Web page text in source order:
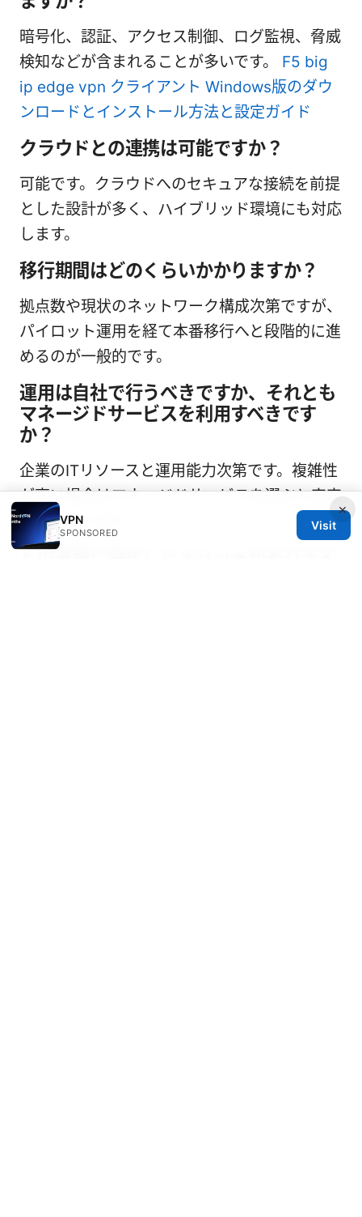
暗号化、認証、アクセス制御、ログ監視、脅威
検知などが含まれることが多いです。 F5 big
ip edge vpn クライアント Windows版のダウ
ンロードとインストール方法と設定ガイド
クラウドとの連携は可能ですか？
可能です。クラウドへのセキュアな接続を前提
とした設計が多く、ハイブリッド環境にも対応
します。
移行期間はどのくらいかかりますか？
拠点数や現状のネットワーク構成次第ですが、
パイロット運用を経て本番移行へと段階的に進
めるのが一般的です。
運用は自社で行うべきですか、それとも
マネージドサービスを利用すべきです
か？
企業のITリソースと運用能力次第です。複雑性
が高い場合はマネージドサービスを選ぶと安定
性が高まります。
どの業種に特化したメリットがあります
×
VPN
SPONSORED
Visit